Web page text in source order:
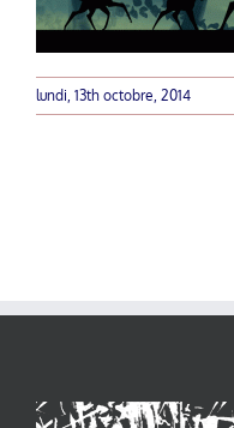
lundi, 13th octobre, 2014